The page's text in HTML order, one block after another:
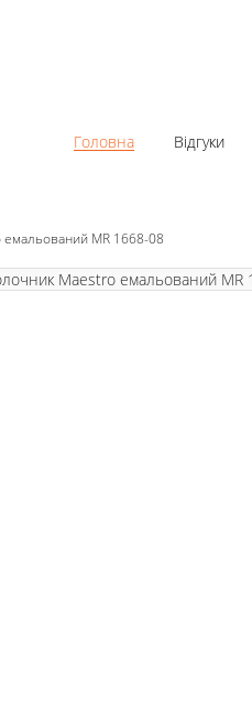
Головна Відгуки
MR 1668-08